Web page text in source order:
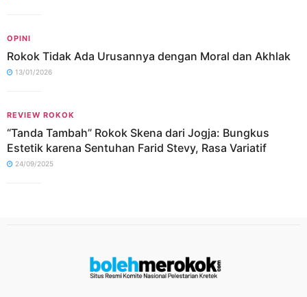
OPINI
Rokok Tidak Ada Urusannya dengan Moral dan Akhlak
13/01/2026
REVIEW ROKOK
“Tanda Tambah” Rokok Skena dari Jogja: Bungkus
Estetik karena Sentuhan Farid Stevy, Rasa Variatif
24/09/2025